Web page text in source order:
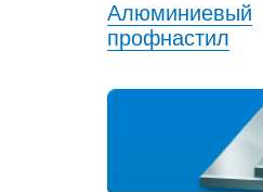
Алюминиевый
профнастил